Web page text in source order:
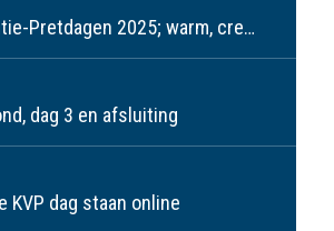
2025; warm, creatief, maar vooral weer een groot succes!
dag 3 en afsluiting
KVP dag staan online